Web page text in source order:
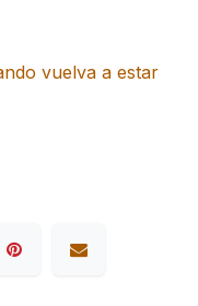
vuelva a estar